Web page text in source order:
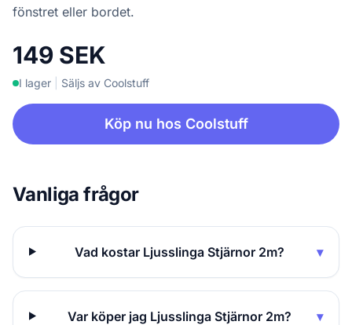
fönstret eller bordet.
149 SEK
I lager Säljs av Coolstuff
Köp nu hos Coolstuff
Vanliga frågor
Vad kostar Ljusslinga Stjärnor 2m? ▾
Var köper jag Ljusslinga Stjärnor 2m? ▾